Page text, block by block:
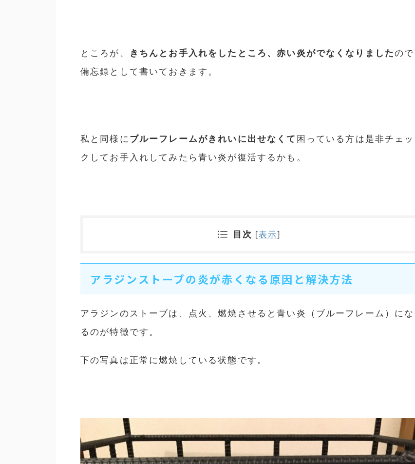
ところが、 きちんとお手入れをしたところ、赤い炎がでなくなりましたので
備忘録として書いておきます。
私と同様に ブルーフレームがきれいに出せなくて 困っている方は是非チェッ
クしてお手入れしてみたら青い炎が復活するかも。
目次 [表示]
アラジンストーブの炎が赤くなる原因と解決方法
アラジンのストーブは、点火、燃焼させると青い炎（ブルーフレーム）にな
るのが特徴です。
下の写真は正常に燃焼している状態です。